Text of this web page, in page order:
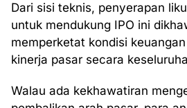
Dari sisi teknis, penyerapan
untuk mendukung IPO ini
memperketat kondisi
kinerja pasar secara
Walau ada kekhawatiran